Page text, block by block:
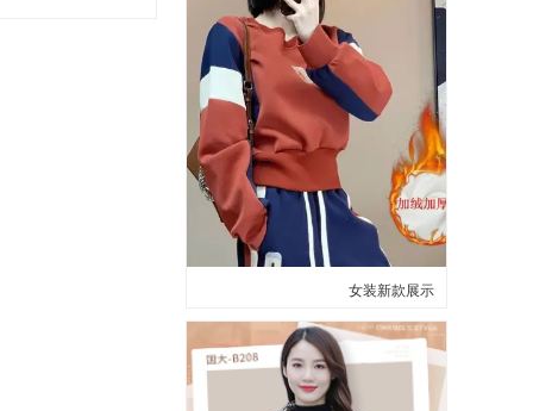
女装新款展示